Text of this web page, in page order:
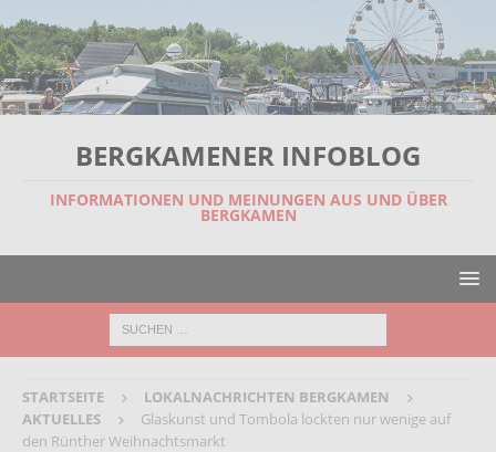
BERGKAMENER INFOBLOG
INFORMATIONEN UND MEINUNGEN AUS UND ÜBER
BERGKAMEN
STARTSEITE
LOKALNACHRICHTEN BERGKAMEN
AKTUELLES
Glaskunst und Tombola lockten nur wenige auf
den Rünther Weihnachtsmarkt